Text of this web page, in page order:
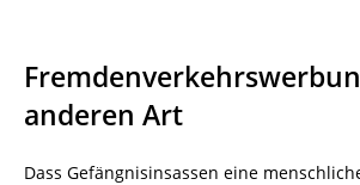
anderen Art
Dass Gefängnisinsassen eine